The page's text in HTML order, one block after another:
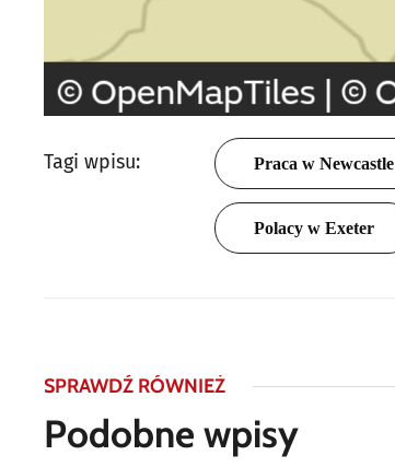
Tagi wpisu: Praca w Newcastle
Polacy w Exeter
SPRAWDŹ RÓWNIEŻ
Podobne wpisy